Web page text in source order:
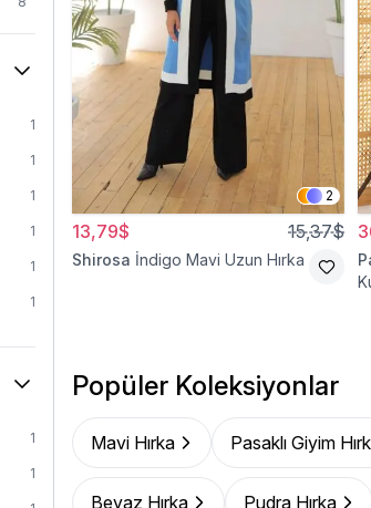
148
19
32
1
1
1
1
1
1
1
1
2
13,79$ 15,37$
Shirosa İndigo Mavi Uzun Hırka
Popüler Koleksiyonlar
Mavi Hırka Pasaklı Giyim
Beyaz Hırka Pudra Hırka